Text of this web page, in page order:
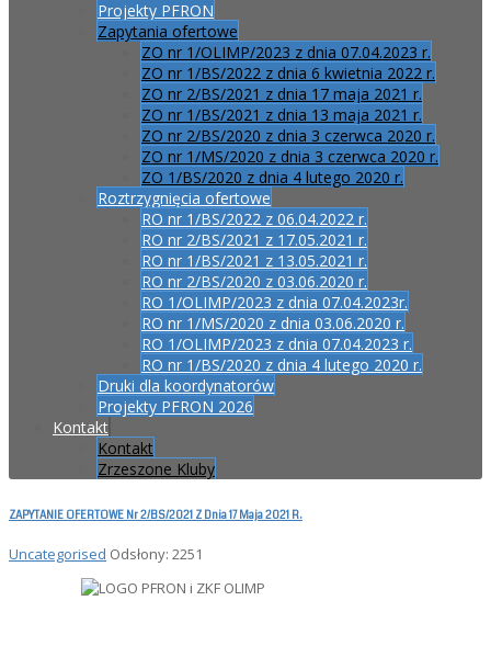
Projekty PFRON
Zapytania ofertowe
ZO nr 1/OLIMP/2023 z dnia 07.04.2023 r.
ZO nr 1/BS/2022 z dnia 6 kwietnia 2022 r.
ZO nr 2/BS/2021 z dnia 17 maja 2021 r.
ZO nr 1/BS/2021 z dnia 13 maja 2021 r.
ZO nr 2/BS/2020 z dnia 3 czerwca 2020 r.
ZO nr 1/MS/2020 z dnia 3 czerwca 2020 r.
ZO 1/BS/2020 z dnia 4 lutego 2020 r.
Roztrzygnięcia ofertowe
RO nr 1/BS/2022 z 06.04.2022 r.
RO nr 2/BS/2021 z 17.05.2021 r.
RO nr 1/BS/2021 z 13.05.2021 r.
RO nr 2/BS/2020 z 03.06.2020 r.
RO 1/OLIMP/2023 z dnia 07.04.2023r.
RO nr 1/MS/2020 z dnia 03.06.2020 r.
RO 1/OLIMP/2023 z dnia 07.04.2023 r.
RO nr 1/BS/2020 z dnia 4 lutego 2020 r.
Druki dla koordynatorów
Projekty PFRON 2026
Kontakt
Kontakt
Zrzeszone Kluby
ZAPYTANIE OFERTOWE Nr 2/BS/2021 Z Dnia 17 Maja 2021 R.
Uncategorised Odsłony: 2251